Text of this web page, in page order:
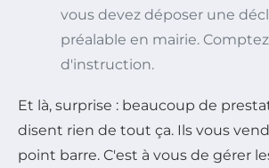
vous devez déposer une
préalable en mairie.
d'instruction.
Et là, surprise : beaucoup de
disent rien de tout ça. Ils vous
point barre. C'est à vous de gérer